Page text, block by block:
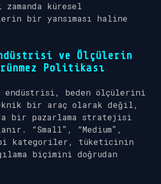
küresel
bir yansıması haline
ve Ölçülerin
Politikası
endüstrisi, beden ölçülerini
bir araç olarak değil,
bir pazarlama stratejisi
“Small”, “Medium”,
kategoriler, tüketicinin
biçimini doğrudan